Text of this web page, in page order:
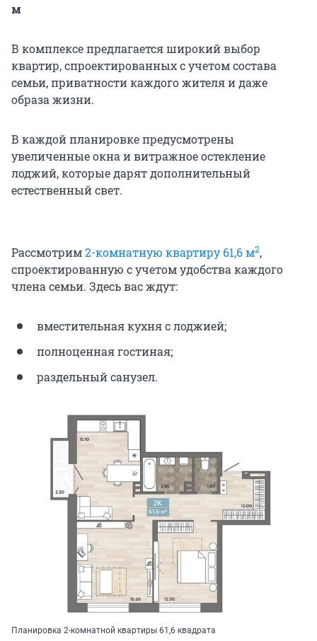
м
В комплексе предлагается широкий выбор
квартир, спроектированных с учетом состава
семьи, приватности каждого жителя и даже
образа жизни.
В каждой планировке предусмотрены
увеличенные окна и витражное остекление
лоджий, которые дарят дополнительный
естественный свет.
Рассмотрим2-комнатную квартиру 61,6 м2,
спроектированную с учетом удобства каждого
члена семьи. Здесь вас ждут:
вместительная кухня с лоджией;
полноценная гостиная;
раздельный санузел.
Планировка 2-комнатной квартиры 61,6 квадрата